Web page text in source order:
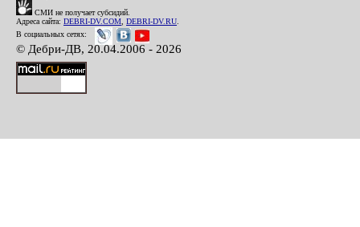
СМИ не получает субсидий.
Адреса сайта: DEBRI-DV.COM DEBRI-DV.RU
В социальных сетях:
© Дебри-ДВ, 20.04.2006 - 2026